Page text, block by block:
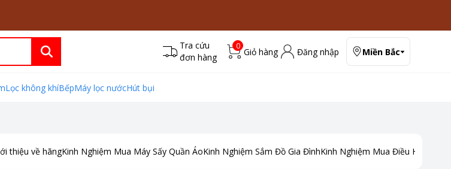
Tra cứu
đơn hàng
0
Giỏ hàng Đăng nhập Miền Bắc
Lọc không khíBếpMáy lọc nướcHút bụi
thiệu về hãngKinh Nghiệm Mua Máy Sấy Quần ÁoKinh Nghiệm Sắm Đồ Gia ĐìnhKinh Nghiệm Mua Điều Hoà